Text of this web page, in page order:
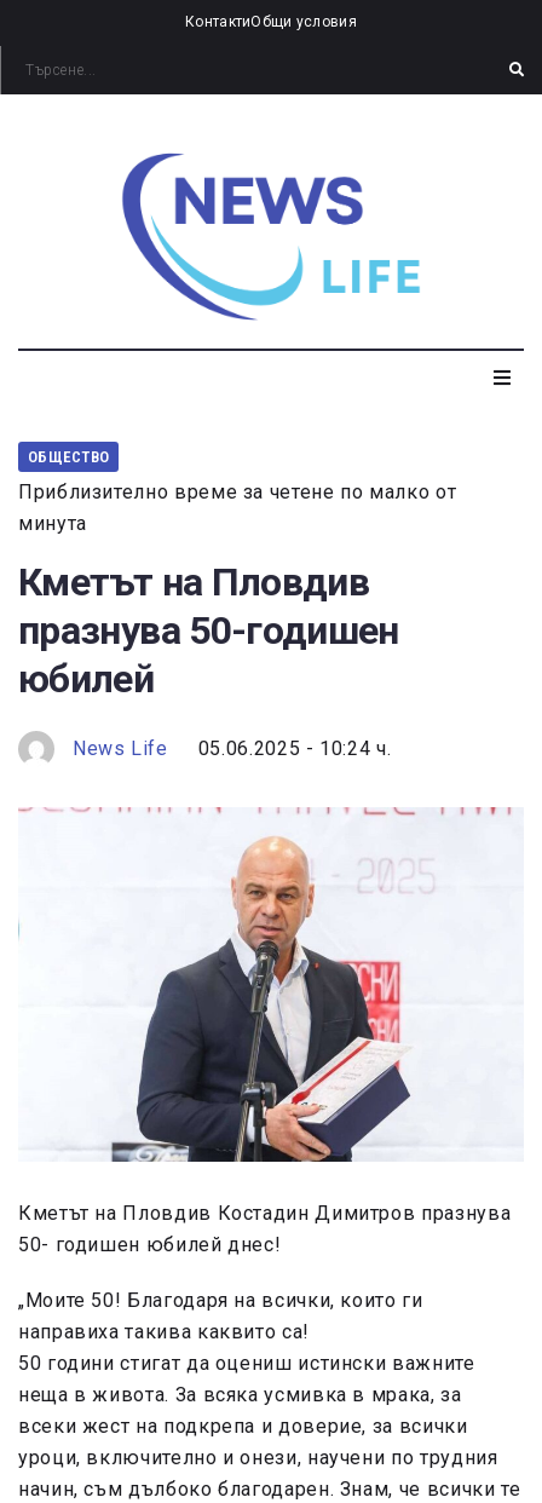
КонтактиОбщи условия
ОБЩЕСТВО
Приблизително време за четене по малко от
минута
Кметът на Пловдив
празнува 50-годишен
юбилей
News Life 05.06.2025 - 10:24 ч.
Кметът на Пловдив Костадин Димитров празнува
50- годишен юбилей днес!
„Моите 50! Благодаря на всички, които ги
направиха такива каквито са!
50 години стигат да оцениш истински важните
неща в живота. За всяка усмивка в мрака, за
всеки жест на подкрепа и доверие, за всички
уроци, включително и онези, научени по трудния
начин, съм дълбоко благодарен. Знам, че всички те